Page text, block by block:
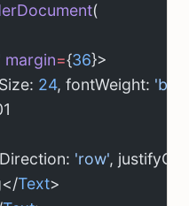
(
margin={36}>
24, fontWeight:
'row',
Text>